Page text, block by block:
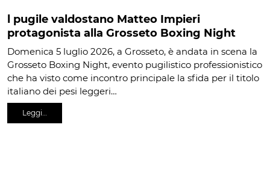
l pugile valdostano Matteo Impieri
protagonista alla Grosseto Boxing Night
Domenica 5 luglio 2026, a Grosseto, è andata in scena la
Grosseto Boxing Night, evento pugilistico professionistico
che ha visto come incontro principale la sfida per il titolo
italiano dei pesi leggeri…
Leggi…